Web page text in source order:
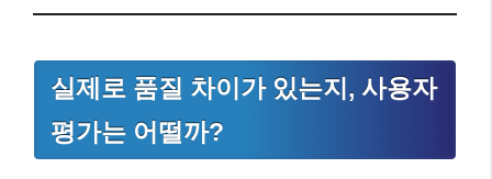
실제로 품질 차이가 있는지, 사용자
평가는 어떨까?